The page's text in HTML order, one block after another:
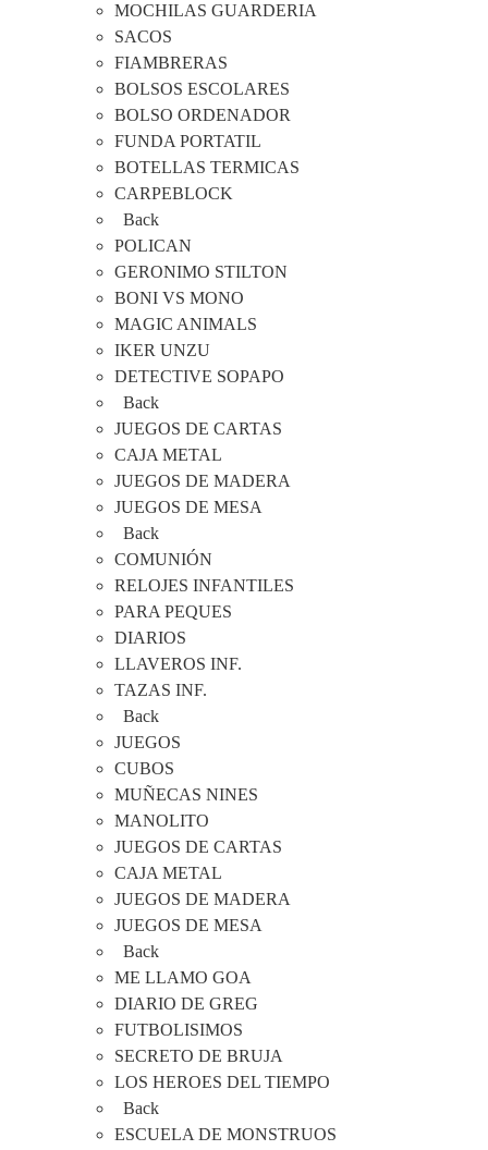
MOCHILAS GUARDERIA
SACOS
FIAMBRERAS
BOLSOS ESCOLARES
BOLSO ORDENADOR
FUNDA PORTATIL
BOTELLAS TERMICAS
CARPEBLOCK
Back
POLICAN
GERONIMO STILTON
BONI VS MONO
MAGIC ANIMALS
IKER UNZU
DETECTIVE SOPAPO
Back
JUEGOS DE CARTAS
CAJA METAL
JUEGOS DE MADERA
JUEGOS DE MESA
Back
COMUNIÓN
RELOJES INFANTILES
PARA PEQUES
DIARIOS
LLAVEROS INF.
TAZAS INF.
Back
JUEGOS
CUBOS
MUÑECAS NINES
MANOLITO
JUEGOS DE CARTAS
CAJA METAL
JUEGOS DE MADERA
JUEGOS DE MESA
Back
ME LLAMO GOA
DIARIO DE GREG
FUTBOLISIMOS
SECRETO DE BRUJA
LOS HEROES DEL TIEMPO
Back
ESCUELA DE MONSTRUOS